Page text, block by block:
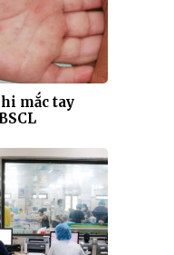
mắc tay